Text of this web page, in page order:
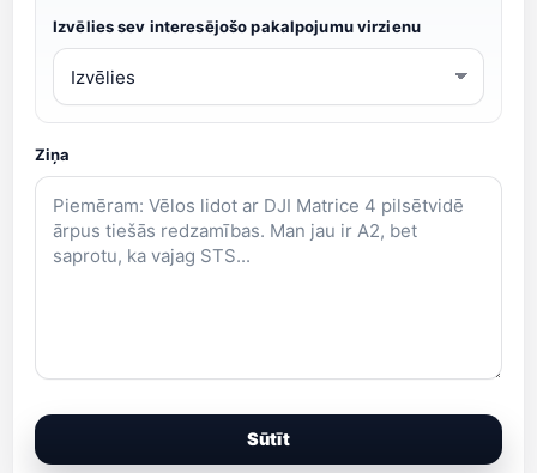
Izvēlies sev interesējošo pakalpojumu virzienu
Ziņa
Sūtīt